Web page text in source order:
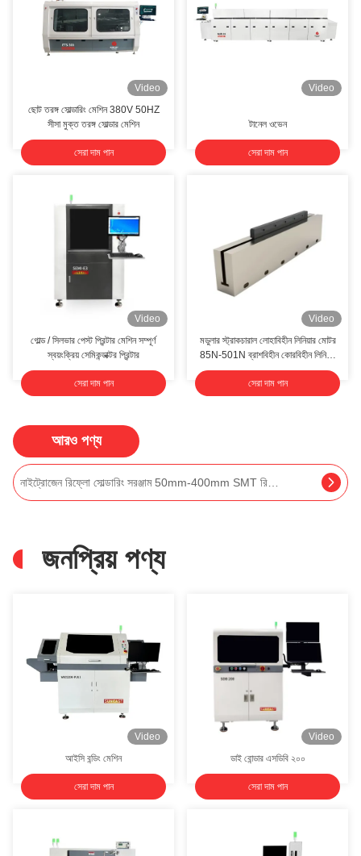
Video
ছোট তরঙ্গ সোল্ডারিং মেশিন 380V 50HZ
সীসা মুক্ত তরঙ্গ সোল্ডার মেশিন
সেরা দাম পান
Video
টানেল ওভেন
সেরা দাম পান
Video
গোল্ড / সিলভার পেস্ট প্রিন্টার মেশিন সম্পূর্ণ
স্বয়ংক্রিয় সেমিকন্ডাক্টর প্রিন্টার
সেরা দাম পান
Video
মডুলার স্ট্রাকচারাল লোহাবিহীন লিনিয়ার মোটর
85N-501N ব্রাশবিহীন কোরবিহীন লিনিয়ার
মোটর
সেরা দাম পান
আরও পণ্য
জনপ্রিয় পণ্য
Video
আইসি বন্ডিং মেশিন
সেরা দাম পান
Video
ডাই বোন্ডার এসডিবি ২০০
সেরা দাম পান